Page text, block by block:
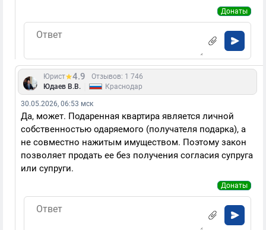
Донаты
Юрист 4.9
Отзывов: 1 746
Юдаев В.В.
Краснодар
30.05.2026, 06:53 мск
Да, может. Подаренная квартира является личной
собственностью одаряемого (получателя подарка), а
не совместно нажитым имуществом. Поэтому закон
позволяет продать ее без получения согласия супруга
или супруги.
Донаты